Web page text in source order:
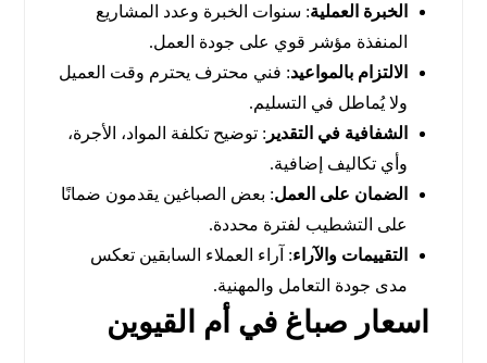
الخبرة العملية: سنوات الخبرة وعدد المشاريع
المنفذة مؤشر قوي على جودة العمل.
الالتزام بالمواعيد: فني محترف يحترم وقت العميل
ولا يُماطل في التسليم.
الشفافية في التقدير : توضيح تكلفة المواد، الأجرة،
وأي تكاليف إضافية.
الضمان على العمل: بعض الصباغين يقدمون ضمانًا
على التشطيب لفترة محددة.
التقييمات والآراء: آراء العملاء السابقين تعكس
مدى جودة التعامل والمهنية.
اسعار صباغ في أم القيوين